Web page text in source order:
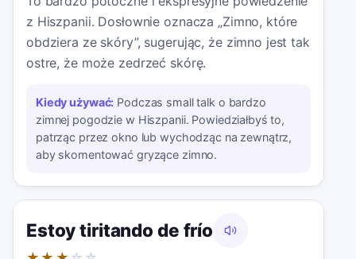
z Hiszpanii. Dosłownie oznacza „Zimno, które
obdziera ze skóry”, sugerując, że zimno jest tak
ostre, że może zedrzeć skórę.
Kiedy używać: Podczas small talk o bardzo
zimnej pogodzie w Hiszpanii. Powiedziałbyś to,
patrząc przez okno lub wychodząc na zewnątrz,
aby skomentować gryzące zimno.
Estoy tiritando de frío